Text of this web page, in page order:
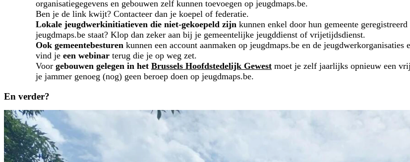
organisatiegegevens en gebouwen zelf kunnen toevoegen op jeugdmaps.be.
Ben je de link kwijt? Contacteer dan je koepel of federatie.
Lokale jeugdwerkinitiatieven die niet-gekoepeld zijn kunnen enkel door hun gemeente
jeugdmaps.be staat? Klop dan zeker aan bij je gemeentelijke jeugddienst of vrijetijdsdienst.
Ook gemeentebesturen kunnen een account aanmaken op jeugdmaps.be en de
vind je een webinar terug die je op weg zet.
Voor gebouwen gelegen in het Brussels Hoofdstedelijk Gewest moet je zelf jaarlijks opnieuw een
je jammer genoeg (nog) geen beroep doen op jeugdmaps.be.
En verder?